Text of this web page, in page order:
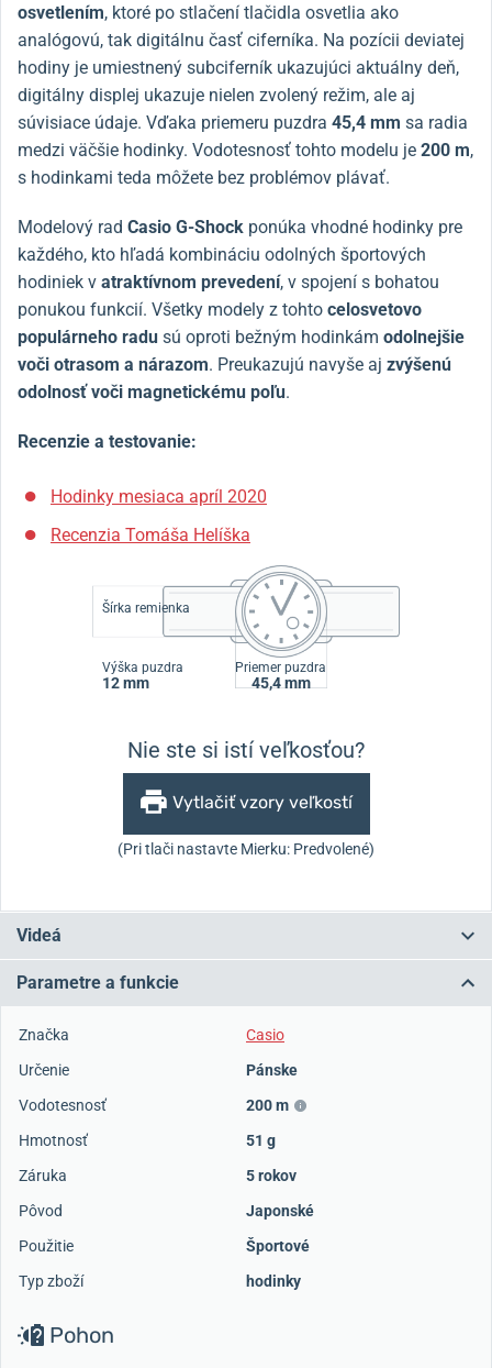
osvetlením, ktoré po stlačení tlačidla osvetlia ako
analógovú, tak digitálnu časť ciferníka. Na pozícii deviatej
hodiny je umiestnený subciferník ukazujúci aktuálny deň,
digitálny displej ukazuje nielen zvolený režim, ale aj
súvisiace údaje. Vďaka priemeru puzdra 45,4 mm sa radia
medzi väčšie hodinky. Vodotesnosť tohto modelu je 200 m,
s hodinkami teda môžete bez problémov plávať.
Modelový rad Casio G-Shock ponúka vhodné hodinky pre
každého, kto hľadá kombináciu odolných športových
hodiniek v atraktívnom prevedení, v spojení s bohatou
ponukou funkcií. Všetky modely z tohto celosvetovo
populárneho radu sú oproti bežným hodinkám odolnejšie
voči otrasom a nárazom. Preukazujú navyše aj zvýšenú
odolnosť voči magnetickému poľu.
Recenzie a testovanie:
Hodinky mesiaca apríl 2020
Recenzia Tomáša Helíška
Šírka remienka
Výška puzdra
12 mm
Priemer puzdra
45,4 mm
Nie ste si istí veľkosťou?
Vytlačiť vzory veľkostí
(Pri tlači nastavte Mierku: Predvolené)
Videá
Parametre a funkcie
Značka
Casio
Určenie
Pánske
Vodotesnosť
200 m
Hmotnosť
51 g
Záruka
5 rokov
Pôvod
Japonské
Použitie
Športové
Typ zboží
hodinky
Pohon